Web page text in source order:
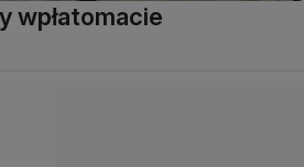
wpłatomacie